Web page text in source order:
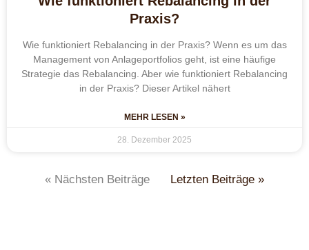
Praxis?
Wie funktioniert Rebalancing in der Praxis? Wenn es um das
Management von Anlageportfolios geht, ist eine häufige
Strategie das Rebalancing. Aber wie funktioniert Rebalancing
in der Praxis? Dieser Artikel nähert
MEHR LESEN »
28. Dezember 2025
« Nächsten Beiträge Letzten Beiträge »